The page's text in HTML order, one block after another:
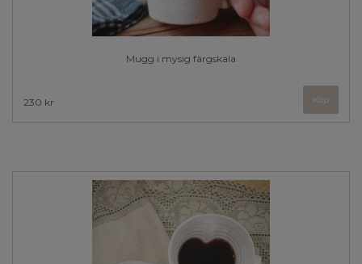
Mugg i mysig färgskala
230 kr Köp